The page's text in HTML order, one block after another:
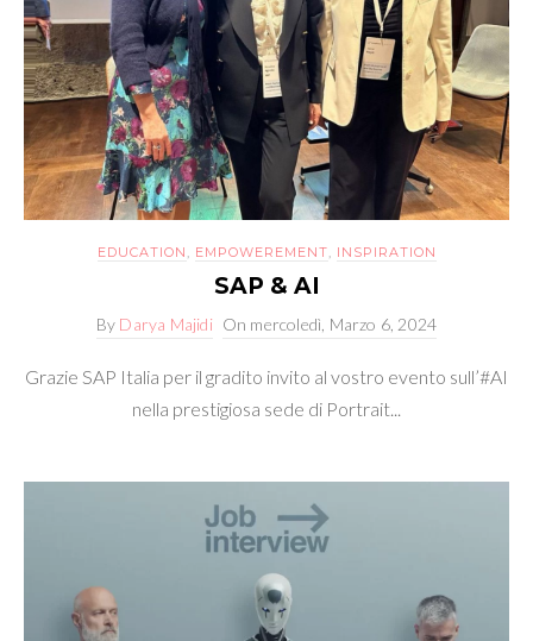
EDUCATION , EMPOWEREMENT, INSPIRATION
SAP & AI
By Darya Majidi On mercoledì, Marzo 6, 2024
Grazie SAP Italia per il gradito invito al vostro evento sull’#AI
nella prestigiosa sede di Portrait...